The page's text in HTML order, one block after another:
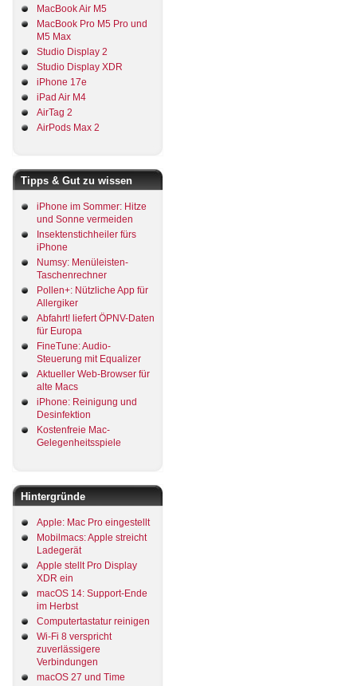
MacBook Air M5
MacBook Pro M5 Pro und
M5 Max
Studio Display 2
Studio Display XDR
iPhone 17e
iPad Air M4
AirTag 2
AirPods Max 2
Tipps & Gut zu wissen
iPhone im Sommer: Hitze
und Sonne vermeiden
Insektenstichheiler fürs
iPhone
Numsy: Menüleisten-
Taschenrechner
Pollen+: Nützliche App für
Allergiker
Abfahrt! liefert ÖPNV-Daten
für Europa
FineTune: Audio-
Steuerung mit Equalizer
Aktueller Web-Browser für
alte Macs
iPhone: Reinigung und
Desinfektion
Kostenfreie Mac-
Gelegenheitsspiele
Hintergründe
Apple: Mac Pro eingestellt
Mobilmacs: Apple streicht
Ladegerät
Apple stellt Pro Display
XDR ein
macOS 14: Support-Ende
im Herbst
Computertastatur reinigen
Wi-Fi 8 verspricht
zuverlässigere
Verbindungen
macOS 27 und Time